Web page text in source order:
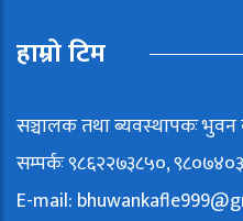
हाम्रो टिम
सञ्चालक तथा ब्यवस्थापकः
सम्पर्कः ९८६२२७३८५०,
E-mail: